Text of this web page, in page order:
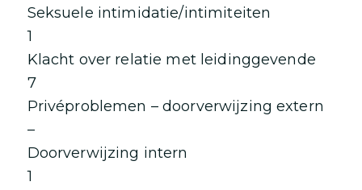
Seksuele intimidatie/intimiteiten
1
Klacht over relatie met leidinggevende
7
Privéproblemen – doorverwijzing extern
–
Doorverwijzing intern
1